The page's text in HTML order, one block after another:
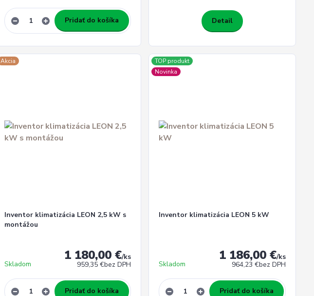
Pridať do košíka Detail
Akcia
Inventor klimatizácia LEON 2,5 kW s
montážou
1 180,00 €/ks
959,35 €bez DPH
Skladom
Pridať do košíka
TOP produkt
Novinka
Inventor klimatizácia LEON 5 kW
1 186,00 €/ks
964,23 €bez DPH
Skladom
Pridať do košíka